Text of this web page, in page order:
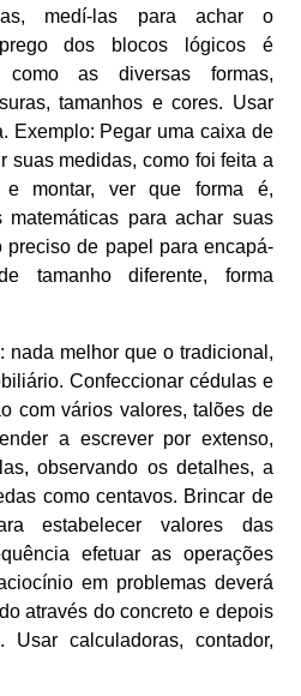
medí-las para achar o
dos blocos lógicos é
como as diversas formas,
tamanhos e cores. Usar
Exemplo: Pegar uma caixa de
suas medidas, como foi feita a
e montar, ver que forma é,
matemáticas para achar suas
preciso de papel para encapá-
tamanho diferente, forma
nada melhor que o tradicional,
Confeccionar cédulas e
com vários valores, talões de
a escrever por extenso,
observando os detalhes, a
como centavos. Brincar de
estabelecer valores das
efetuar as operações
em problemas deverá
através do concreto e depois
Usar calculadoras, contador,